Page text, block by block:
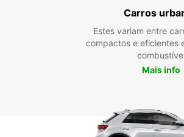
Carros
Estes variam entre
compactos e eficientes
Mais info